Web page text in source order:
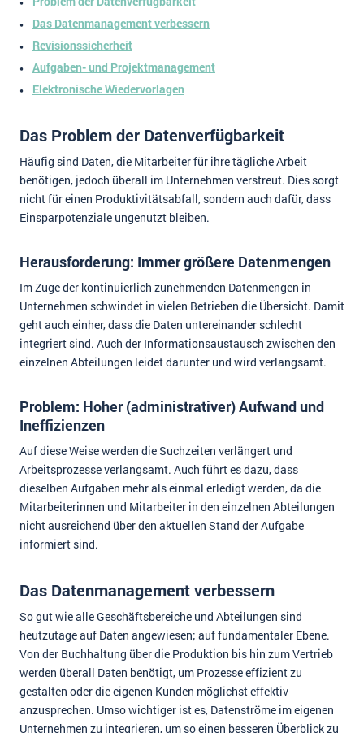
Das Datenmanagement verbessern
Revisionssicherheit
Aufgaben- und Projektmanagement
Elektronische Wiedervorlagen
Das Problem der Datenverfügbarkeit
Häufig sind Daten, die Mitarbeiter für ihre tägliche Arbeit
benötigen, jedoch überall im Unternehmen verstreut. Dies sorgt
nicht für einen Produktivitätsabfall, sondern auch dafür, dass
Einsparpotenziale ungenutzt bleiben.
Herausforderung: Immer größere Datenmengen
Im Zuge der kontinuierlich zunehmenden Datenmengen in
Unternehmen schwindet in vielen Betrieben die Übersicht. Damit
geht auch einher, dass die Daten untereinander schlecht
integriert sind. Auch der Informationsaustausch zwischen den
einzelnen Abteilungen leidet darunter und wird verlangsamt.
Problem: Hoher (administrativer) Aufwand und
Ineffizienzen
Auf diese Weise werden die Suchzeiten verlängert und
Arbeitsprozesse verlangsamt. Auch führt es dazu, dass
dieselben Aufgaben mehr als einmal erledigt werden, da die
Mitarbeiterinnen und Mitarbeiter in den einzelnen Abteilungen
nicht ausreichend über den aktuellen Stand der Aufgabe
informiert sind.
Das Datenmanagement verbessern
So gut wie alle Geschäftsbereiche und Abteilungen sind
heutzutage auf Daten angewiesen; auf fundamentaler Ebene.
Von der Buchhaltung über die Produktion bis hin zum Vertrieb
werden überall Daten benötigt, um Prozesse effizient zu
gestalten oder die eigenen Kunden möglichst effektiv
anzusprechen. Umso wichtiger ist es, Datenströme im eigenen
Unternehmen zu integrieren, um so einen besseren Überblick zu